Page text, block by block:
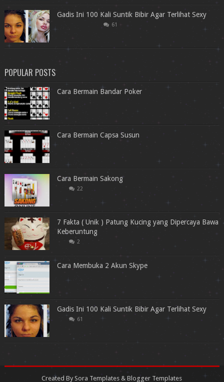
Gadis Ini 100 Kali Suntik Bibir Agar Terlihat Sexy
61
POPULAR POSTS
Cara Bermain Bandar Poker
Cara Bermain Capsa Susun
Cara Bermain Sakong
22
7 Fakta ( Unik ) Patung Kucing yang Dipercaya Bawa
Keberuntung
2
Cara Membuka 2 Akun Skype
Gadis Ini 100 Kali Suntik Bibir Agar Terlihat Sexy
61
Created BySora Templates &Blogger Templates